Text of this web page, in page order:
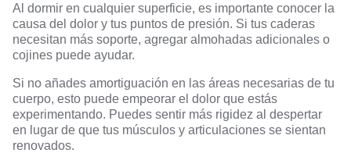
Al dormir en cualquier superficie, es importante conocer la
causa del dolor y tus puntos de presión. Si tus caderas
necesitan más soporte, agregar almohadas adicionales o
cojines puede ayudar.
Si no añades amortiguación en las áreas necesarias de tu
cuerpo, esto puede empeorar el dolor que estás
experimentando. Puedes sentir más rigidez al despertar
en lugar de que tus músculos y articulaciones se sientan
renovados.